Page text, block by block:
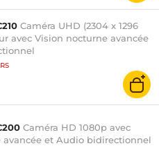
Caméra UHD (2304 x 1296
avec Vision nocturne avancée
Caméra HD 1080p avec
avancée et Audio bidirectionnel